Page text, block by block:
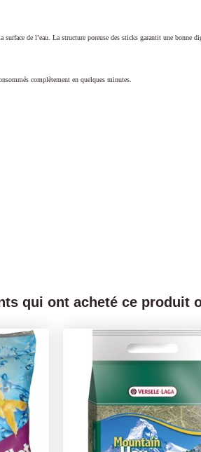
de l’eau. La structure poreuse des sticks garantit une
complètement en quelques minutes.
qui ont acheté ce produit